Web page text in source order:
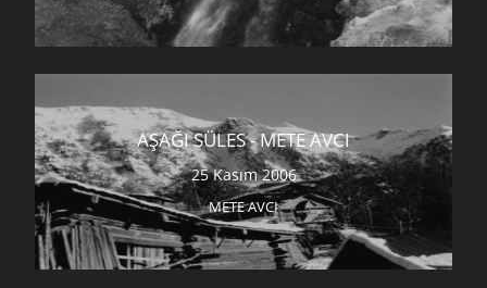
AŞAĞI SÜLES - METE AVCI
25 Kasım 2006
METE AVCI